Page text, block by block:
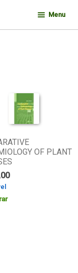
Menu
Como Comprar
OF PLANT